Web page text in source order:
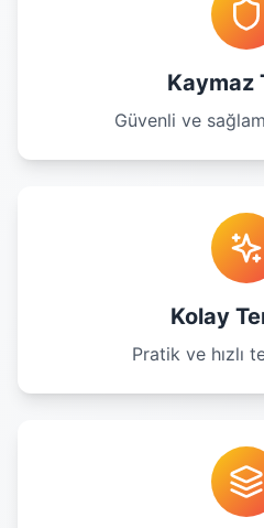
Kaymaz
Güvenli ve
Kolay
Pratik ve hızlı